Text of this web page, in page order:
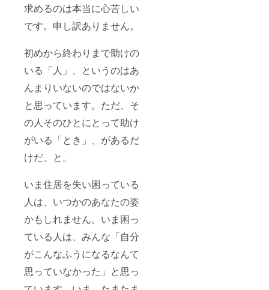
求めるのは本当に心苦しい
です。申し訳ありません。
初めから終わりまで助けの
いる「人」、というのはあ
んまりいないのではないか
と思っています。ただ、そ
の人そのひとにとって助け
がいる「とき」、があるだ
けだ、と。
いま住居を失い困っている
人は、いつかのあなたの姿
かもしれません。いま困っ
ている人は、みんな「自分
がこんなふうになるなんて
思っていなかった」と思っ